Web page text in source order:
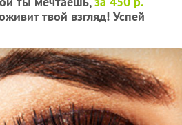
твой взгляд! Успей